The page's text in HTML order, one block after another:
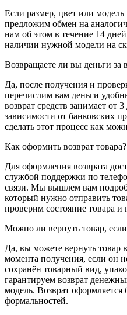
Если размер, цвет или
предложим обмен на
нам об этом в течение 14
наличии нужной модели на
Возвращаете ли вы деньги за
Да, после получения и
перечислим вам деньги
возврат средств занимает от
зависимости от банковских
сделать этот процесс как
Как оформить возврат товара?
Для оформления возврата
службой поддержки по
связи. Мы вышлем вам
который нужно отправить
проверим состояние товара и
Можно ли вернуть товар,
Да, вы можете вернуть товар
момента получения, если он
сохранён товарный вид,
гарантируем возврат
модель. Возврат
формальностей.